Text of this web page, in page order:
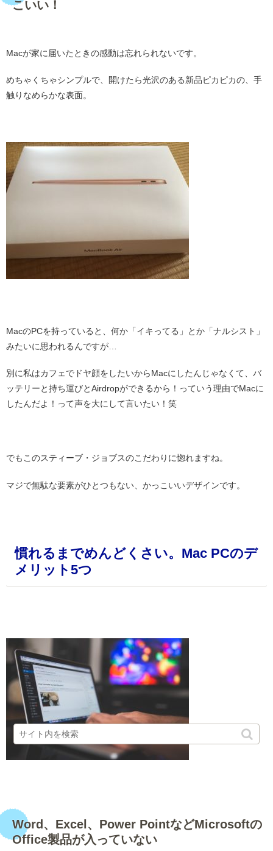
こいい！
Macが家に届いたときの感動は忘れられないです。
めちゃくちゃシンプルで、開けたら光沢のある新品ピカピカの、手
触りなめらかな表面。
MacのPCを持っていると、何か「イキってる」とか「ナルシスト」
みたいに思われるんですが…
別に私はカフェでドヤ顔をしたいからMacにしたんじゃなくて、バ
ッテリーと持ち運びとAirdropができるから！っていう理由でMacに
したんだよ！って声を大にして言いたい！笑
でもこのスティーブ・ジョブスのこだわりに惚れますね。
マジで無駄な要素がひとつもない、かっこいいデザインです。
慣れるまでめんどくさい。Mac PCのデ
メリット5つ
Word、Excel、Power PointなどMicrosoftの
Office製品が入っていない